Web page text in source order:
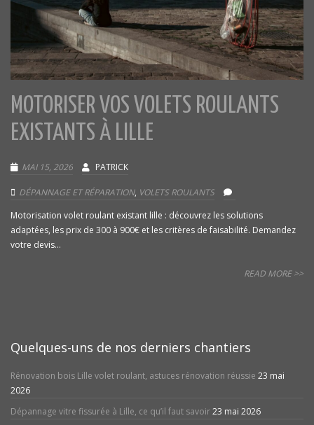
MOTORISER VOS VOLETS ROULANTS
EXISTANTS À LILLE
MAI 15, 2026 PATRICK
DÉPANNAGE ET RÉPARATION, VOLETS ROULANTS
Motorisation volet roulant existant lille : découvrez les solutions
adaptées, les prix de 300 à 900€ et les critères de faisabilité. Demandez
votre devis...
READ MORE >>
Quelques-uns de nos derniers chantiers
Rénovation bois Lille volet roulant, astuces rénovation réussie 23 mai
2026
Dépannage vitre fissurée à Lille, ce qu’il faut savoir23 mai 2026